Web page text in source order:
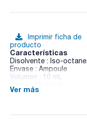
Imprimir ficha de
producto
Características
Disolvente : Iso-octane
Envase : Ampoule
Volumen : 10 mL
CAS : [446254-39-3]
Ver más